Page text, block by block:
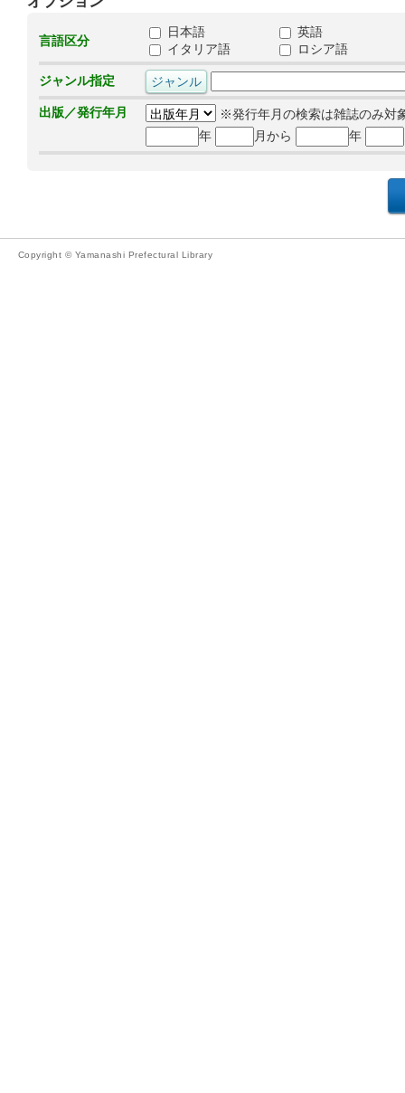
言語区分
日本語
英語
イタリア語
ロシア語
ジャンル指定
出版／発行年月
※発行年月の検索は雑誌のみ対
年
月から 年
Copyright © Yamanashi Prefectural Library